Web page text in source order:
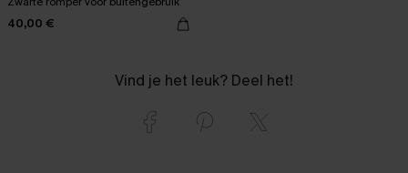
40,00 €
Vind je het leuk? Deel het!